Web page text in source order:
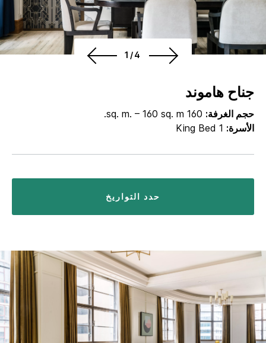
1/4
جناح هاموند
حجم الغرفة: 160 sq. m. – 160 sq. m.
الأسرة: 1 King Bed
حدد التواريخ